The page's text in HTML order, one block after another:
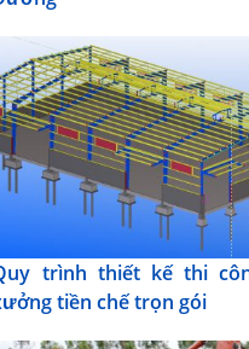
trình thiết kế thi
tiền chế trọn gói